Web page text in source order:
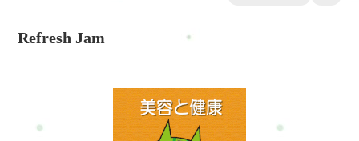
視点から、デスクワークによる
の方にも役立つ内容です。
整体の視点からわかりやすく解
も参考になる内容です。
Refresh Jam